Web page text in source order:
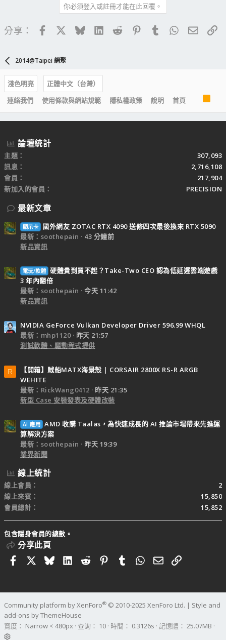
你必須登入或註冊才能在此回覆。
分享： FacebookBlueskyLinkedIn
Reddit PinterestTumblrWhatsApp
電子
2014@Taipei 網聚
淺色明亮
正體中文（台灣）
連絡我們
使用條款與網站規範 隱私權政策 說明 首頁
S
論壇統計
主題
307,093
訊息
2,716,108
會員
217,904
新加入的會員
PRECISION
最新文章
顯示卡
國外網友 ZOTAC RTX 4090 送修四次最後換來 RTX 5090
最新：soothepain
43 分鐘前
新品資訊
電玩/軟體 硬體貴到買不起？Take-Two CEO 認為低延遲雲端遊戲
3 年內翻倍
最新：soothepain
今天 11:42
新品資訊
NVIDIA GeForce Vulkan Developer Driver 596.99 WHQL
最新：mhp1120
昨天 21:57
測試軟體、驅動程式提供
R
【開箱】賊船MATX海景殼 | CORSAIR 2800X RS-R ARGB
WEHITE
最新：RickWang0412
昨天 21:35
新型 Case 安裝發表及硬體改裝
AI 應用 AMD 收購 Taalas，為快速成長的 AI 推論市場帶來先進運
算解決方案
最新：soothepain
昨天 19:39
業界新聞
線上統計
線上會員
2
線上來賓
15,850
會員總計
15,852
包含隱身會員的總數。
分享此頁
FacebookBlueskyLinkedIn
RedditPinterestTumblrWhatsApp
電子郵件
連結
Community platform by XenForo® © 2010-2025 XenForo Ltd. | Style and
add-ons by ThemeHouse
寬度
查詢 10 時間 0.3126s 記憶體 25.07MB